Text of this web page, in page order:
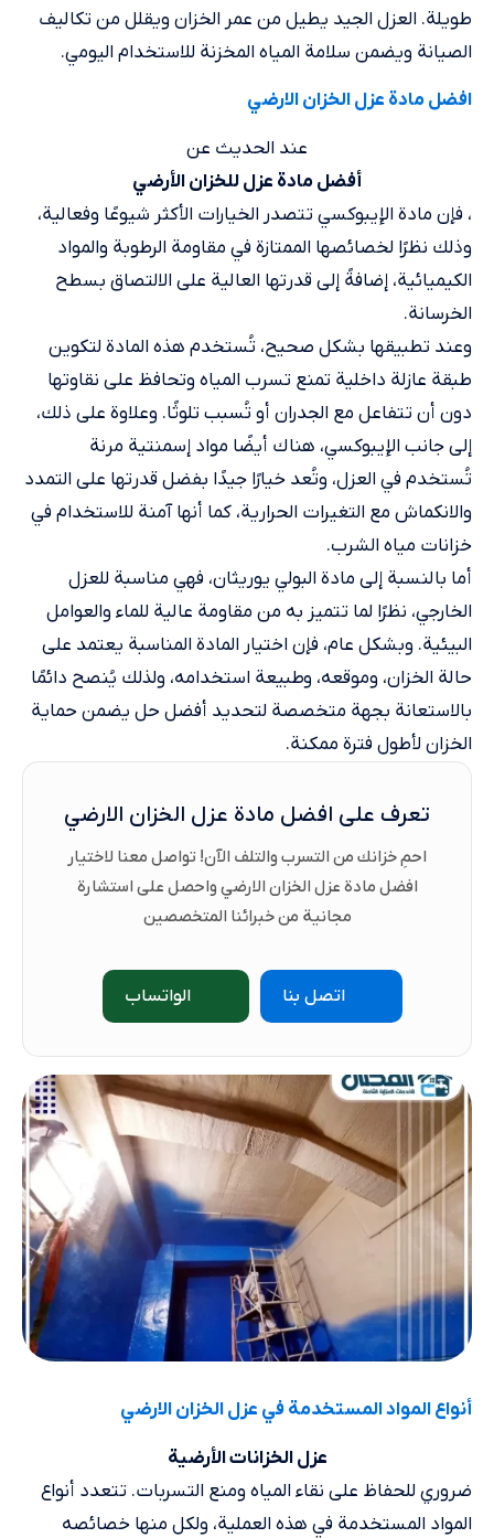
طويلة. العزل الجيد يطيل من عمر الخزان ويقلل من تكاليف
الصيانة ويضمن سلامة المياه المخزنة للاستخدام اليومي.
افضل مادة عزل الخزان الارضي
عند الحديث عن
أفضل مادة عزل للخزان الأرضي
، فإن مادة الإيبوكسي تتصدر الخيارات الأكثر شيوعًا وفعالية،
وذلك نظرًا لخصائصها الممتازة في مقاومة الرطوبة والمواد
الكيميائية، إضافةً إلى قدرتها العالية على الالتصاق بسطح
الخرسانة.
وعند تطبيقها بشكل صحيح، تُستخدم هذه المادة لتكوين
طبقة عازلة داخلية تمنع تسرب المياه وتحافظ على نقاوتها
دون أن تتفاعل مع الجدران أو تُسبب تلوثًا. وعلاوة على ذلك،
إلى جانب الإيبوكسي، هناك أيضًا مواد إسمنتية مرنة
تُستخدم في العزل، وتُعد خيارًا جيدًا بفضل قدرتها على التمدد
والانكماش مع التغيرات الحرارية، كما أنها آمنة للاستخدام في
خزانات مياه الشرب.
أما بالنسبة إلى مادة البولي يوريثان، فهي مناسبة للعزل
الخارجي، نظرًا لما تتميز به من مقاومة عالية للماء والعوامل
البيئية. وبشكل عام، فإن اختيار المادة المناسبة يعتمد على
حالة الخزان، وموقعه، وطبيعة استخدامه، ولذلك يُنصح دائمًا
بالاستعانة بجهة متخصصة لتحديد أفضل حل يضمن حماية
الخزان لأطول فترة ممكنة.
تعرف على افضل مادة عزل الخزان الارضي
احمِ خزانك من التسرب والتلف الآن! تواصل معنا لاختيار
افضل مادة عزل الخزان الارضي واحصل على استشارة
مجانية من خبرائنا المتخصصين
اتصل بنا الواتساب
أنواع المواد المستخدمة في عزل الخزان الارضي
عزل الخزانات الأرضية
ضروري للحفاظ على نقاء المياه ومنع التسربات. تتعدد أنواع
المواد المستخدمة في هذه العملية، ولكل منها خصائصه